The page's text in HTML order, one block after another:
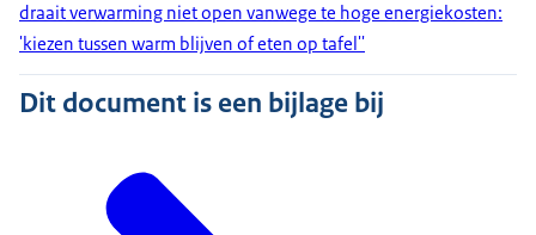
draait verwarming niet open vanwege te hoge energiekosten:
'kiezen tussen warm blijven of eten op tafel''
Dit document is een bijlage bij